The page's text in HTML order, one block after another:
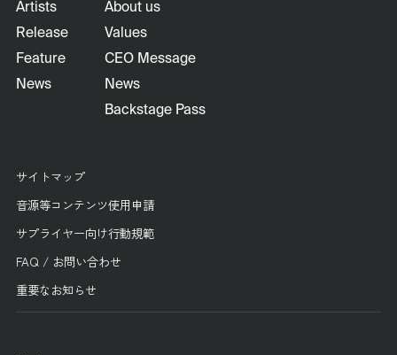
Artists
Release
Feature
News
About us
Values
CEO Message
News
Backstage Pass
サイトマップ
音源等コンテンツ使用申請
サプライヤー向け行動規範
FAQ / お問い合わせ
重要なお知らせ